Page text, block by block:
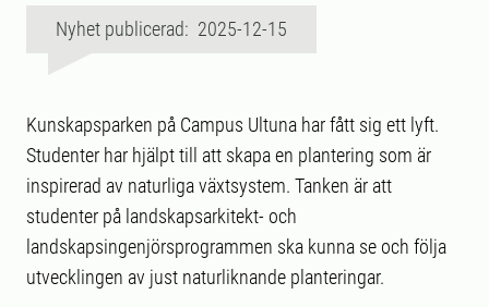
Nyhet publicerad: 2025-12-15
Kunskapsparken på Campus Ultuna har fått sig ett lyft.
Studenter har hjälpt till att skapa en plantering som är
inspirerad av naturliga växtsystem. Tanken är att
studenter på landskapsarkitekt- och
landskapsingenjörsprogrammen ska kunna se och följa
utvecklingen av just naturliknande planteringar.